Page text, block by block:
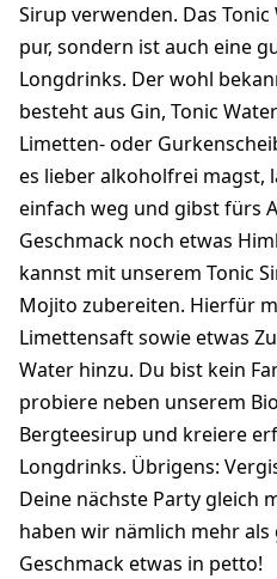
Sirup verwenden. Das
pur, sondern ist auch eine
Longdrinks. Der wohl
besteht aus Gin, Tonic
Limetten- oder
es lieber alkoholfrei magst,
einfach weg und gibst fürs
Geschmack noch etwas
kannst mit unserem Tonic
Mojito zubereiten. Hierfür
Limettensaft sowie etwas
Water hinzu. Du bist kein
probiere neben unserem
Bergteesirup und kreiere
Longdrinks. Übrigens:
Deine nächste Party gleich
haben wir nämlich mehr
Geschmack etwas in petto!